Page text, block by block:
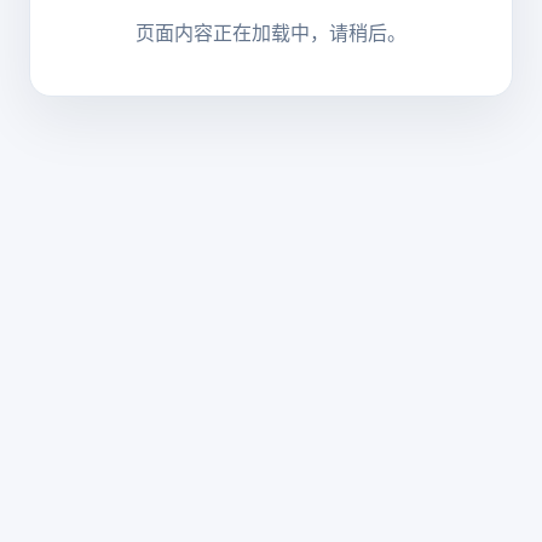
页面内容正在加载中，请稍后。